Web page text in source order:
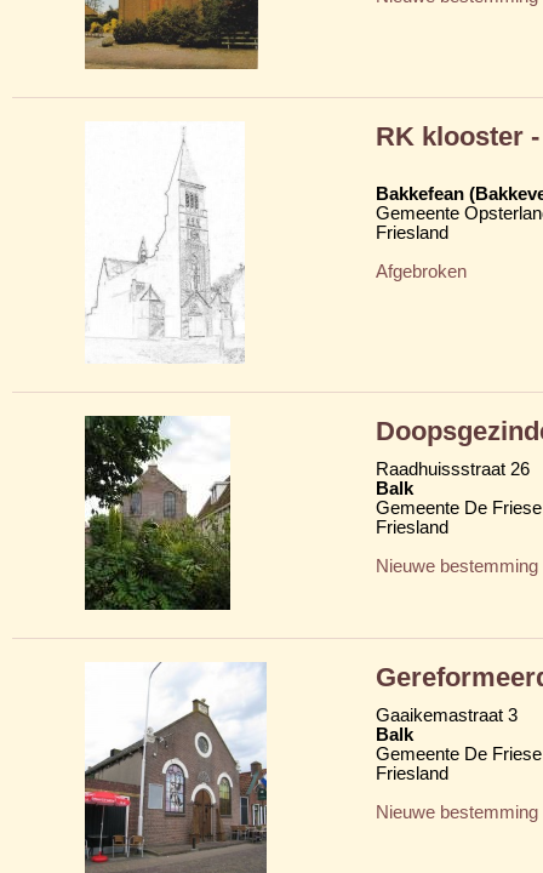
RK klooster
Bakkefean
Gemeente
Friesland
Afgebroken
Raadhuissstraat 26
Balk
Gemeente De
Friesland
Nieuwe bestemming
Gaaikemastraat 3
Balk
Gemeente De
Friesland
Nieuwe bestemming